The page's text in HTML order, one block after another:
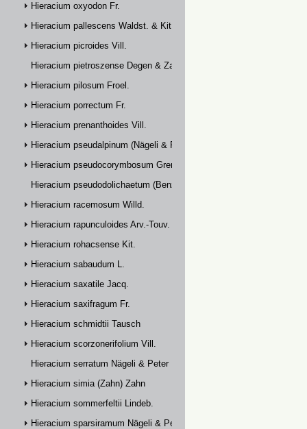
Hieracium oxyodon Fr.
Hieracium pallescens Waldst. & Kit.
Hieracium picroides Vill.
Hieracium pietroszense Degen & Zahn
Hieracium pilosum Froel.
Hieracium porrectum Fr.
Hieracium prenanthoides Vill.
Hieracium pseudalpinum (Nägeli & Peter) Prain
Hieracium pseudocorymbosum Gremli
Hieracium pseudodolichaetum (Benz & Zahn) Zahn
Hieracium racemosum Willd.
Hieracium rapunculoides Arv.-Touv.
Hieracium rohacsense Kit.
Hieracium sabaudum L.
Hieracium saxatile Jacq.
Hieracium saxifragum Fr.
Hieracium schmidtii Tausch
Hieracium scorzonerifolium Vill.
Hieracium serratum Nägeli & Peter
Hieracium simia (Zahn) Zahn
Hieracium sommerfeltii Lindeb.
Hieracium sparsiramum Nägeli & Peter